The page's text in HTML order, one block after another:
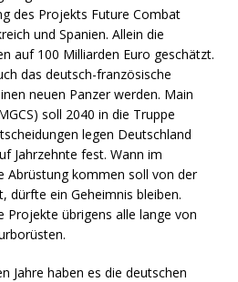
des Projekts Future Combat
und Spanien. Allein die
auf 100 Milliarden Euro geschätzt.
das deutsch-französische
neuen Panzer werden. Main
soll 2040 in die Truppe
legen Deutschland
Jahrzehnte fest. Wann im
Abrüstung kommen soll von der
dürfte ein Geheimnis bleiben.
Projekte übrigens alle lange von
Jahre haben es die deutschen